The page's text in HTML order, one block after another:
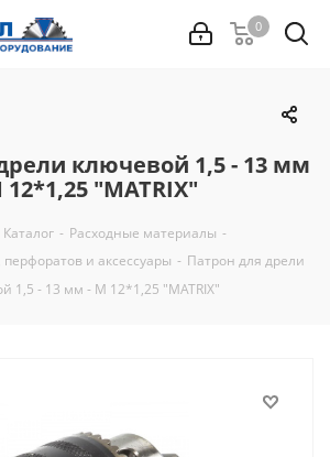
0
ключевой 1,5 - 13 мм
"MATRIX"
Каталог - Расходные материалы -
и аксессуары - Патрон для дрели
1,5 - 13 мм - М 12*1,25 "MATRIX"